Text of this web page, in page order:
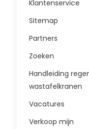
Klantenservice
Sitemap
Partners
Zoeken
Handleiding
wastafelkranen
Vacatures
Verkoop mijn